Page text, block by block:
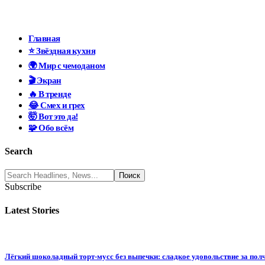
Главная
⭐ Звёздная кухня
🌍 Мир с чемоданом
🎬 Экран
🔥 В тренде
😂 Смех и грех
🤯 Вот это да!
🧩 Обо всём
Search
Subscribe
Latest Stories
Лёгкий шоколадный торт-мусс без выпечки: сладкое удовольствие за